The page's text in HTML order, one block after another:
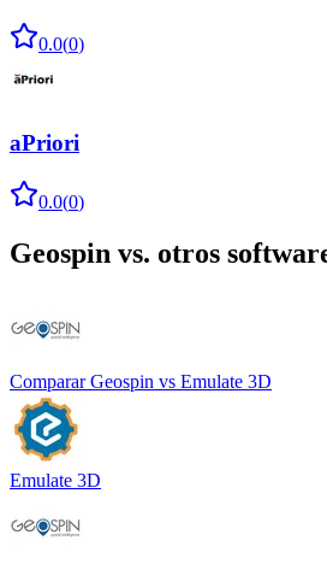
0.0(0)
aPriori
0.0(0)
Geospin vs. otros
Comparar Geospin vs Emulate 3D
Emulate 3D